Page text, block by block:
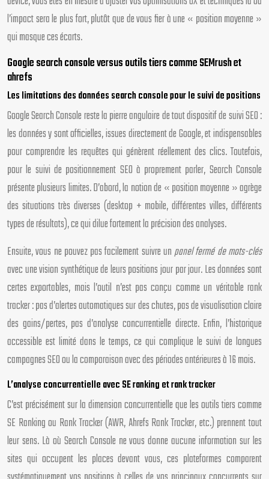
l’impact sera le plus fort, plutôt que de vous fier à une « position moyenne »
qui masque ces écarts.
Google search console versus outils tiers comme SEMrush et
ahrefs
Les limitations des données search console pour le suivi de positions
Google Search Console reste la pierre angulaire de tout dispositif de suivi SEO :
les données y sont officielles, issues directement de Google, et indispensables
pour comprendre les requêtes qui génèrent réellement des clics. Toutefois,
pour le suivi de positionnement SEO à proprement parler, Search Console
présente plusieurs limites. D’abord, la notion de « position moyenne » agrège
des situations très diverses (desktop + mobile, différentes villes, différents
types de résultats), ce qui dilue fortement la précision des analyses.
Ensuite, vous ne pouvez pas facilement suivre unpanel fermé de mots-clés
avec une vision synthétique de leurs positions jour par jour. Les données sont
certes exportables, mais l’outil n’est pas conçu comme un véritable rank
tracker : pas d’alertes automatiques sur des chutes, pas de visualisation claire
des gains/pertes, pas d’analyse concurrentielle directe. Enfin, l’historique
accessible est limité dans le temps, ce qui complique le suivi de longues
campagnes SEO ou la comparaison avec des périodes antérieures à 16 mois.
L’analyse concurrentielle avec SE ranking et rank tracker
C’est précisément sur la dimension concurrentielle que les outils tiers comme
SE Ranking ou Rank Tracker (AWR, Ahrefs Rank Tracker, etc.) prennent tout
leur sens. Là où Search Console ne vous donne aucune information sur les
sites qui occupent les places devant vous, ces plateformes comparent